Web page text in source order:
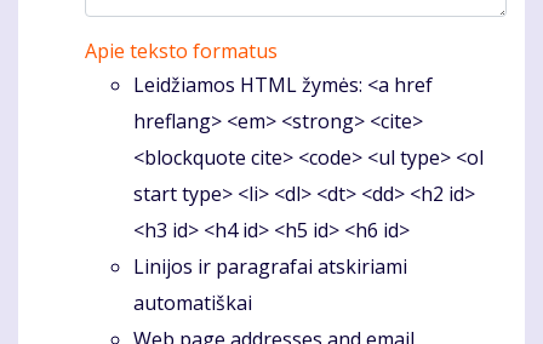
Apie teksto formatus
Leidžiamos HTML žymės: <a href
hreflang> <em> <strong> <cite>
<blockquote cite> <code> <ul type> <ol
start type> <li> <dl> <dt> <dd> <h2 id>
<h3 id> <h4 id> <h5 id> <h6 id>
Linijos ir paragrafai atskiriami
automatiškai